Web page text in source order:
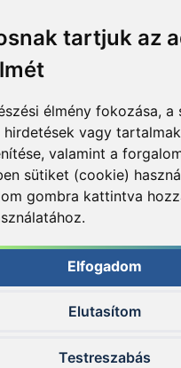
tartjuk az
élmény fokozása, a
vagy tartalmak
valamint a
sütiket (cookie)
gombra kattintva
Elfogadom
Elutasítom
Testreszabás